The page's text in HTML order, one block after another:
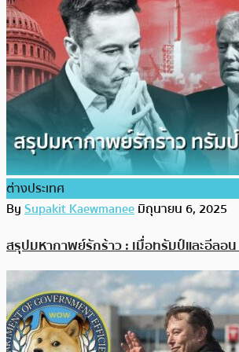
ต่างประเทศ
BySupakit Kaewmaneeมิถุนายน 6, 2025
สรุปมหากาพย์รักร้าว : เมื่อทรัมป์และอีลอ